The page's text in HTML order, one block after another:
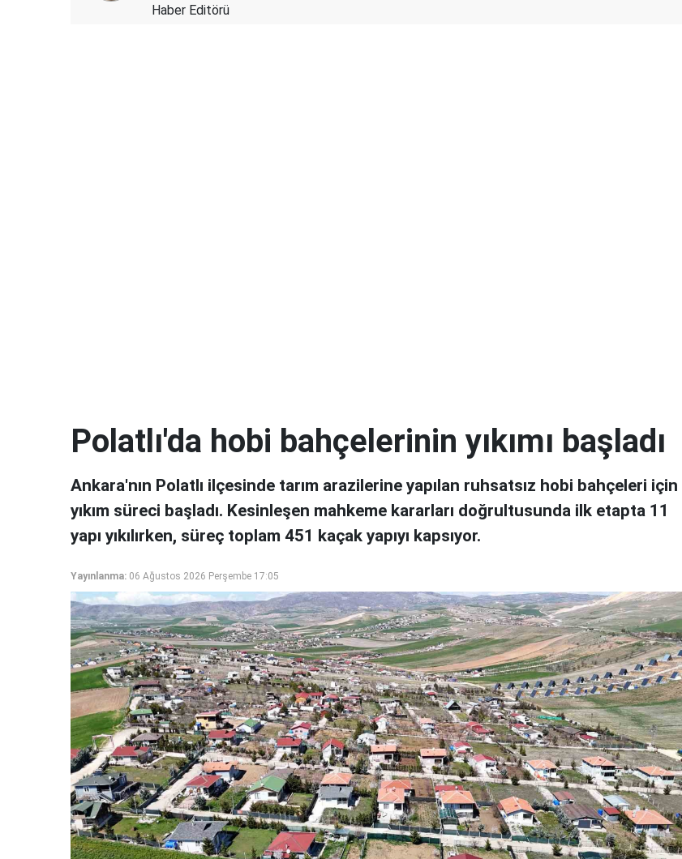
Haber Editörü
Polatlı'da hobi bahçelerinin yıkımı başladı
Ankara'nın Polatlı ilçesinde tarım arazilerine yapılan ruhsatsız hobi bahçeleri için
yıkım süreci başladı. Kesinleşen mahkeme kararları doğrultusunda ilk etapta 11
yapı yıkılırken, süreç toplam 451 kaçak yapıyı kapsıyor.
Yayınlanma: 06 Ağustos 2026 Perşembe 17:05